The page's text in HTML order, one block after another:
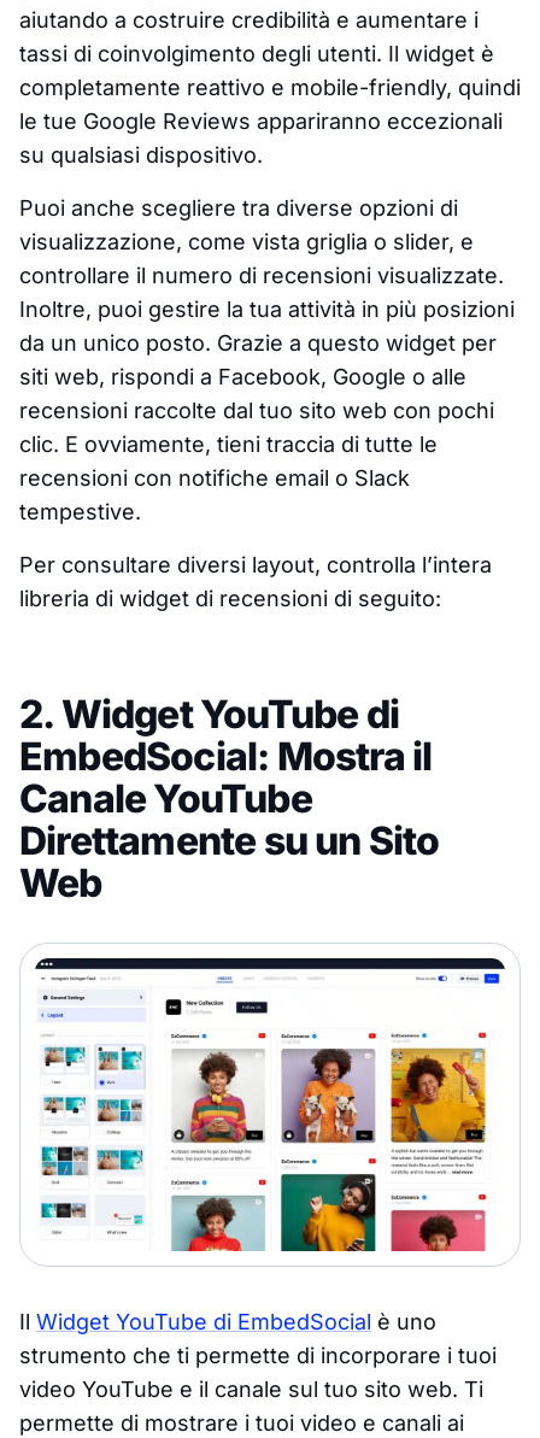
aiutando a costruire credibilità e aumentare i
tassi di coinvolgimento degli utenti. Il widget è
completamente reattivo e mobile-friendly, quindi
le tue Google Reviews appariranno eccezionali
su qualsiasi dispositivo.
Puoi anche scegliere tra diverse opzioni di
visualizzazione, come vista griglia o slider, e
controllare il numero di recensioni visualizzate.
Inoltre, puoi gestire la tua attività in più posizioni
da un unico posto. Grazie a questo widget per
siti web, rispondi a Facebook, Google o alle
recensioni raccolte dal tuo sito web con pochi
clic. E ovviamente, tieni traccia di tutte le
recensioni con notifiche email o Slack
tempestive.
Per consultare diversi layout, controlla l’intera
libreria di widget di recensioni di seguito:
2. Widget YouTube di
EmbedSocial: Mostra il
Canale YouTube
Direttamente su un Sito
Web
Il Widget YouTube di EmbedSocial è uno
strumento che ti permette di incorporare i tuoi
video YouTube e il canale sul tuo sito web. Ti
permette di mostrare i tuoi video e canali ai